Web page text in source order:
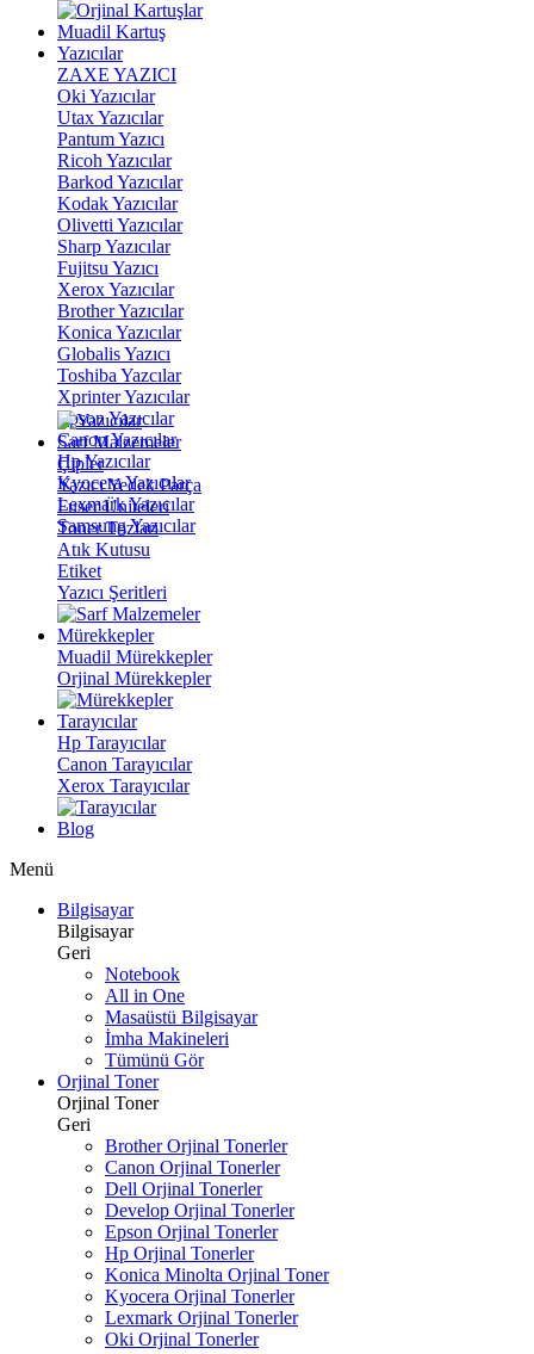
Muadil Kartuş
Yazıcılar
ZAXE YAZICI
Oki Yazıcılar
Utax Yazıcılar
Pantum Yazıcı
Ricoh Yazıcılar
Barkod Yazıcılar
Kodak Yazıcılar
Olivetti Yazıcılar
Sharp Yazıcılar
Fujitsu Yazıcı
Xerox Yazıcılar
Brother Yazıcılar
Konica Yazıcılar
Globalis Yazıcı
Toshiba Yazcılar
Xprinter Yazıcılar
Epson Yazıcılar
Canon Yazıcılar
Hp Yazıcılar
Kyocera Yazıcılar
Lexmark Yazıcılar
Samsung Yazıcılar
Sarf Malzemeler
Çipler
Yazıcı Yedek Parça
Fuser Üniteleri
Toner Tozları
Atık Kutusu
Etiket
Yazıcı Şeritleri
Mürekkepler
Muadil Mürekkepler
Orjinal Mürekkepler
Tarayıcılar
Hp Tarayıcılar
Canon Tarayıcılar
Xerox Tarayıcılar
Blog
Menü
Bilgisayar
Bilgisayar
Geri
Notebook
All in One
Masaüstü Bilgisayar
İmha Makineleri
Tümünü Gör
Orjinal Toner
Orjinal Toner
Geri
Brother Orjinal Tonerler
Canon Orjinal Tonerler
Dell Orjinal Tonerler
Develop Orjinal Tonerler
Epson Orjinal Tonerler
Hp Orjinal Tonerler
Konica Minolta Orjinal Toner
Kyocera Orjinal Tonerler
Lexmark Orjinal Tonerler
Oki Orjinal Tonerler